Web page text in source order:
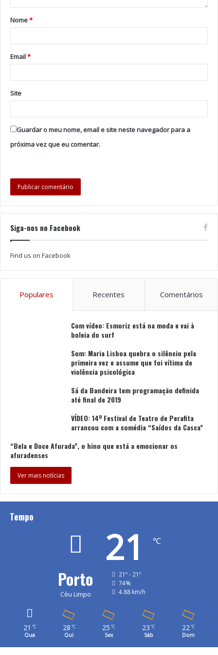
Foto: DR
Publi-reportagem
Nome*
Email*
Site
Guardar o meu nome, email e site neste navegador para a
próxima vez que eu comentar.
Siga-nos no Facebook
Find us on Facebook
Populares Recentes Comentários
Com vídeo: Esmoriz está na moda e vai à
boleia do surf
Som: Maria Lisboa quebra o silêncio pela
primeira vez e assume que foi vítima de
violência psicológica
Sá da Bandeira tem programação definida
até final de 2019
VÍDEO: 14º Festival de Teatro de Perafita
arrancou com a comédia “Saídos da Casca”
“Bela e Doce Afurada”, o hino que está a emocionar os
afuradenses
Ver mais notícias
Tempo
Porto
Céu Limpo
21 ℃
21º - 21º
74%
4.88 km/h
21 ℃
Qua
28 ℃
Qui
25 ℃
Sex
23 ℃
Sáb
22℃
Dom